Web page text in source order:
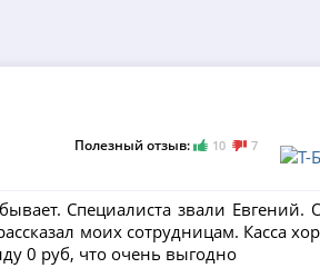
Полезный отзыв: 10 7
Специалиста звали Евгений.
моих сотрудницам. Касса
0 руб, что очень выгодно